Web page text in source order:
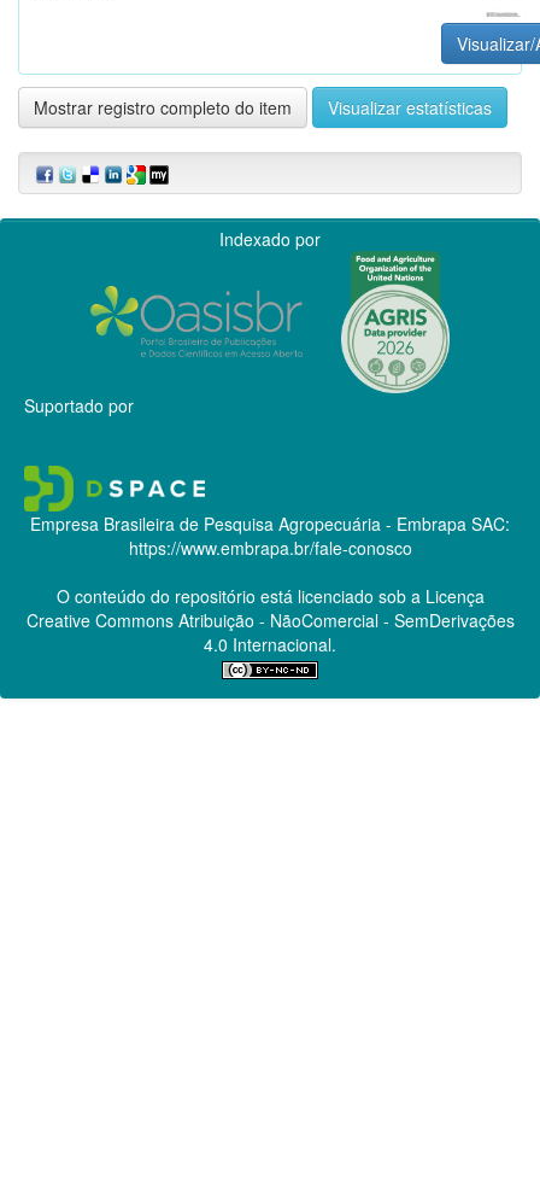
Visualizar/
Mostrar registro completo do item Visualizar estatísticas
Indexado por
Suportado por
Empresa Brasileira de Pesquisa Agropecuária - Embrapa SAC:
https://www.embrapa.br/fale-conosco
O conteúdo do repositório está licenciado sob a Licença
Creative CommonsAtribuição - NãoComercial - SemDerivações
4.0 Internacional.